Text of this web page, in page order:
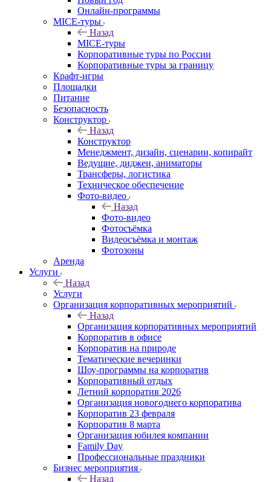
Онлайн-программы
MICE‑туры
Назад
MICE‑туры
Корпоративные туры по России
Корпоративные туры за границу
Крафт-игры
Площадки
Питание
Безопасность
Конструктор
Назад
Конструктор
Менеджмент, дизайн, сценарии, копирайт
Ведущие, диджеи, аниматоры
Трансферы, логистика
Техническое обеспечение
Фото-видео
Назад
Фото-видео
Фотосъёмка
Видеосъёмка и монтаж
Фотозоны
Аренда
Услуги
Назад
Услуги
Организация корпоративных мероприятий
Назад
Организация корпоративных мероприятий
Корпоратив в офисе
Корпоратив на природе
Тематические вечеринки
Шоу-программы на корпоратив
Корпоративный отдых
Летний корпоратив 2026
Организация новогоднего корпоратива
Корпоратив 23 февраля
Корпоратив 8 марта
Организация юбилея компании
Family Day
Профессиональные праздники
Бизнес мероприятия
Назад